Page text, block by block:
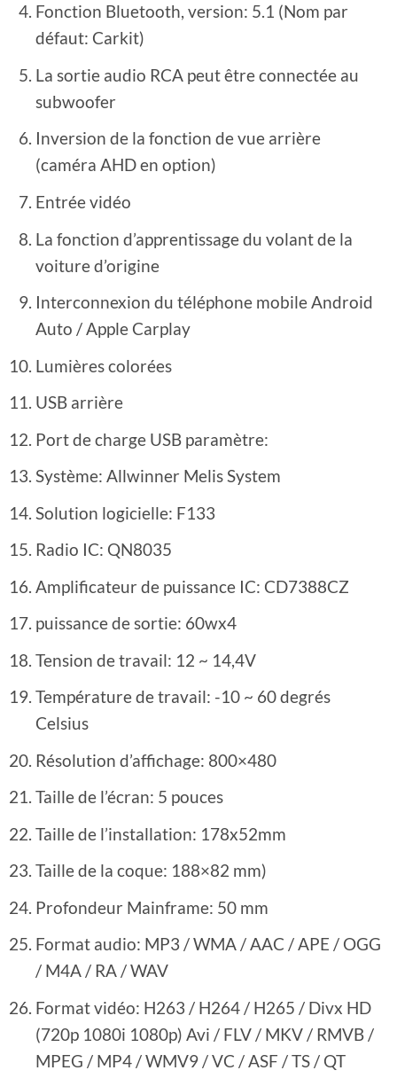
Fonction Bluetooth, version: 5.1 (Nom par
défaut: Carkit)
La sortie audio RCA peut être connectée au
subwoofer
Inversion de la fonction de vue arrière
(caméra AHD en option)
Entrée vidéo
La fonction d’apprentissage du volant de la
voiture d’origine
Interconnexion du téléphone mobile Android
Auto / Apple Carplay
Lumières colorées
USB arrière
Port de charge USB paramètre:
Système: Allwinner Melis System
Solution logicielle: F133
Radio IC: QN8035
Amplificateur de puissance IC: CD7388CZ
puissance de sortie: 60wx4
Tension de travail: 12 ~ 14,4V
Température de travail: -10 ~ 60 degrés
Celsius
Résolution d’affichage: 800×480
Taille de l’écran: 5 pouces
Taille de l’installation: 178x52mm
Taille de la coque: 188×82 mm)
Profondeur Mainframe: 50 mm
Format audio: MP3 / WMA / AAC / APE / OGG
/ M4A / RA / WAV
Format vidéo: H263 / H264 / H265 / Divx HD
(720p 1080i 1080p) Avi / FLV / MKV / RMVB /
MPEG / MP4 / WMV9 / VC / ASF / TS / QT